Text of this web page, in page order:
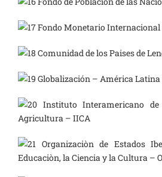
Fondo Monetario
Comunidad de los Paises de
Globalización – América Latina
Instituto Interamericano
Agricultura – IICA
Organizaciòn de Estados
Educaciòn, la Ciencia y la Cultura –